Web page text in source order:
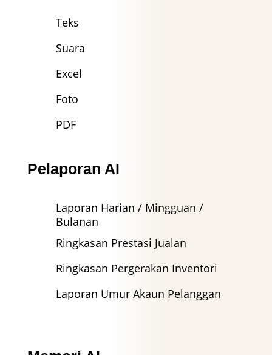
Teks
Suara
Excel
Foto
PDF
Pelaporan AI
Laporan Harian / Mingguan /
Bulanan
Ringkasan Prestasi Jualan
Ringkasan Pergerakan Inventori
Laporan Umur Akaun Pelanggan